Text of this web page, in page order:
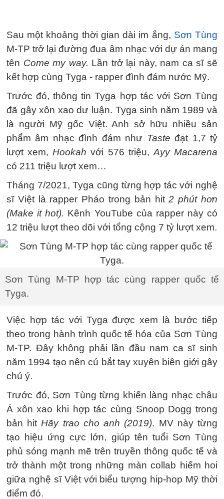
Sau một khoảng thời gian dài im ắng, Sơn Tùng
M-TP trở lại đường đua âm nhạc với dự án mang
tên Come my way. Lần trở lại này, nam ca sĩ sẽ
kết hợp cùng Tyga - rapper đình đám nước Mỹ.
Trước đó, thông tin Tyga hợp tác với Sơn Tùng
đã gây xôn xao dư luận. Tyga sinh năm 1989 và
là người Mỹ gốc Việt. Anh sở hữu nhiều sản
phẩm âm nhạc đình đám như Taste đạt 1,7 tỷ
lượt xem,Hookah với 576 triệu, Ayy Macarena
có 211 triệu lượt xem…
Tháng 7/2021, Tyga cũng từng hợp tác với nghệ
sĩ Việt là rapper Pháo trong bản hit2 phút hơn
(Make it hot). Kênh YouTube của rapper này có
12 triệu lượt theo dõi với tổng cộng 7 tỷ lượt xem.
Sơn Tùng M-TP hợp tác cùng rapper quốc tế
Tyga.
Việc hợp tác với Tyga được xem là bước tiếp
theo trong hành trình quốc tế hóa của Sơn Tùng
M-TP. Đây không phải lần đầu nam ca sĩ sinh
năm 1994 tạo nên cú bắt tay xuyên biên giới gây
chú ý.
Trước đó, Sơn Tùng từng khiến làng nhạc châu
Á xôn xao khi hợp tác cùng Snoop Dogg trong
bản hitHãy trao cho anh (2019). MV này từng
tạo hiệu ứng cực lớn, giúp tên tuổi Sơn Tùng
phủ sóng mạnh mẽ trên truyền thông quốc tế và
trở thành một trong những màn collab hiếm hoi
giữa nghệ sĩ Việt với biểu tượng hip-hop Mỹ thời
điểm đó.